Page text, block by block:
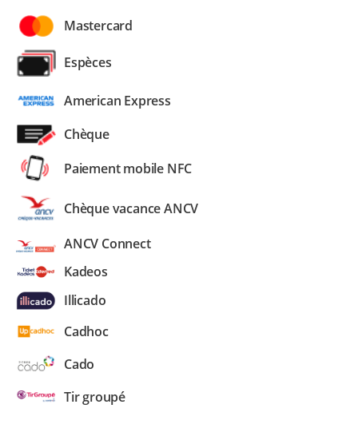
Mastercard
Espèces
American Express
Chèque
Paiement mobile NFC
Chèque vacance ANCV
ANCV Connect
Kadeos
Illicado
Cadhoc
Cado
Tir groupé